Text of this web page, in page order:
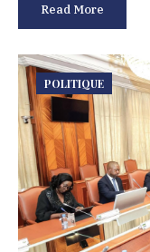
Read More
POLITIQUE